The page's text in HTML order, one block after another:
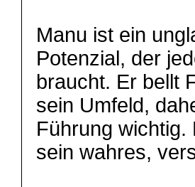
Manu ist ein
Potenzial, der
braucht. Er bellt
sein Umfeld,
Führung wichtig.
sein wahres,